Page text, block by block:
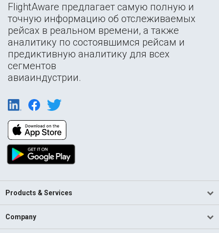
FlightAware предлагает самую полную и
точную информацию об отслеживаемых
рейсах в реальном времени, а также
аналитику по состоявшимся рейсам и
предиктивную аналитику для всех
сегментов
авиаиндустрии.
Products & Services
Company